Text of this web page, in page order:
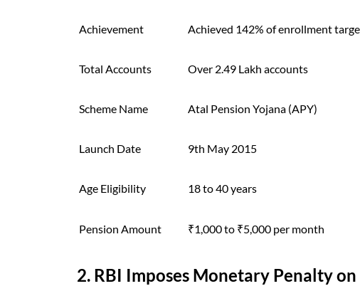
Achievement Achieved 142% of enrollment
Total Accounts Over 2.49 Lakh accounts
Scheme Name Atal Pension Yojana (APY)
Launch Date 9th May 2015
Age Eligibility 18 to 40 years
Pension Amount ₹1,000 to ₹5,000 per month
2. RBI Imposes Monetary Penalty